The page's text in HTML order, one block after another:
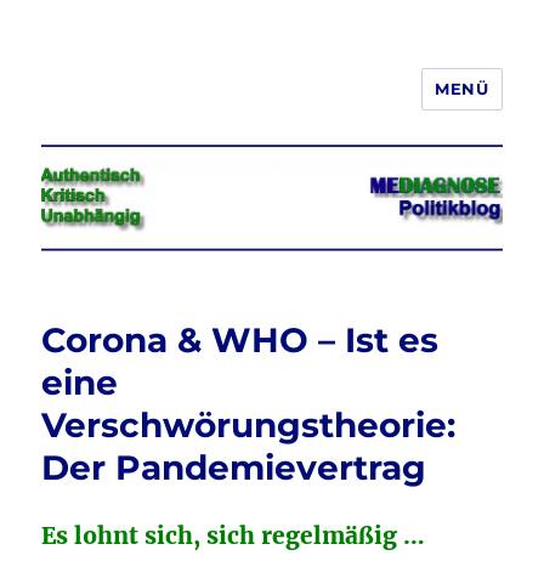
Jeder hat das Recht, seine
Meinung in Wort, Schrift und Bild
frei zu äußern und zu verbreiten
MENÜ
Corona & WHO – Ist es
eine
Verschwörungstheorie:
Der Pandemievertrag
Es lohnt sich, sich regelmäßig …